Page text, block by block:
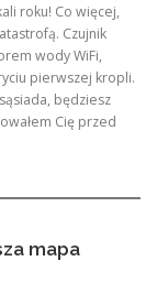
roku! Co więcej,
Czujnik
wody WiFi,
pierwszej kropli.
będziesz
Cię przed
mapa